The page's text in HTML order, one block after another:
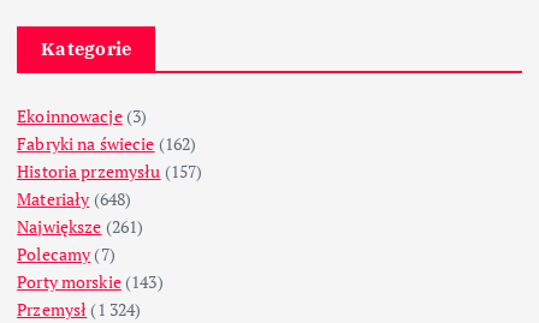
Kategorie
Ekoinnowacje(3)
Fabryki na świecie (162)
Historia przemysłu (157)
Materiały (648)
Największe (261)
Polecamy (7)
Porty morskie(143)
Przemysł (1 324)